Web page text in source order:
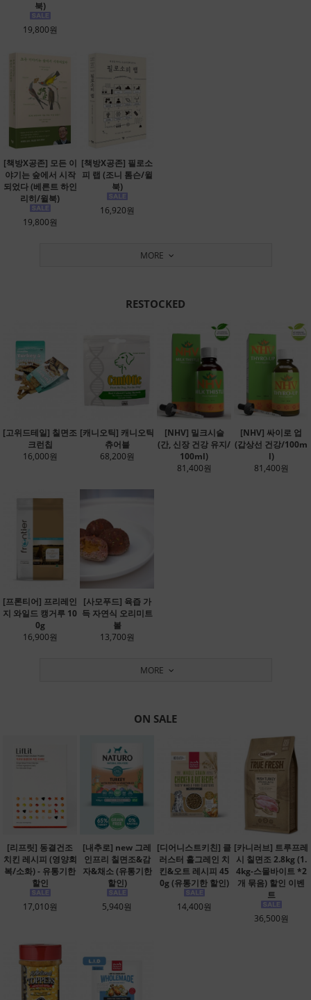
북)
19,800원
[책방X공존] 모든 이
야기는 숲에서 시작
되었다 (베른트 하인
리히/윌북)
19,800원
[책방X공존] 필로소
피 랩 (조니 톰슨/윌
북)
16,920원
MORE
RESTOCKED
[고위드테일] 칠면조
크런칩
16,000원
[캐니오틱] 캐니오틱
츄어블
68,200원
[NHV] 밀크시슬
(간, 신장 건강 유지/
100ml)
81,400원
[NHV] 싸이로 업
(갑상선 건강/100m
l)
81,400원
[프론티어] 프리레인
지 와일드 캥거루 10
0g
16,900원
[사모푸드] 육즙 가
득 자연식 오리미트
볼
13,700원
MORE
ON SALE
[리프릿] 동결건조
치킨 레시피 (영양회
복/소화) - 유통기한
할인
17,010원
[내추로] new 그레
인프리 칠면조&감
자&채소 (유통기한
할인)
5,940원
[디어니스트키친] 클
러스터 홀그레인 치
킨&오트 레시피 45
0g (유통기한 할인)
14,400원
[카니러브] 트루프레
시 칠면조 2.8kg (1.
4kg-스몰바이트 *2
개 묶음) 할인 이벤
트
36,500원